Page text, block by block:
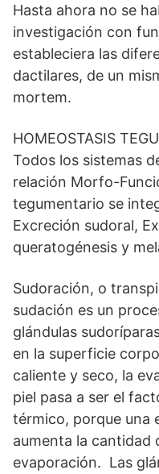
Hasta ahora no se
investigación con
estableciera las
dactilares, de un
mortem.
HOMEOSTASIS
Todos los sistemas
relación Morfo-
tegumentario se
Excreción sudoral,
queratogénesis y
Sudoración, o
sudación es un
glándulas
en la superficie
caliente y seco, la
piel pasa a ser el
térmico, porque una
aumenta la cantidad
evaporación. Las